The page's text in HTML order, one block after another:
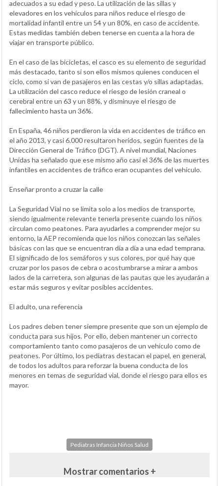
adecuados a su edad y peso. La utilización de las sillas y
elevadores en los vehículos para niños reduce el riesgo de
mortalidad infantil entre un 54 y un 80%, en caso de accidente.
Estas medidas también deben tenerse en cuenta a la hora de
viajar en transporte público.
En el caso de las bicicletas, el casco es su elemento de seguridad
más destacado, tanto si son ellos mismos quienes conducen el
ciclo, como si van de pasajeros en las cestas y/o sillas adaptadas.
La utilización del casco reduce el riesgo de lesión craneal o
cerebral entre un 63 y un 88%, y disminuye el riesgo de
fallecimiento hasta un 36%.
En España, 46 niños perdieron la vida en accidentes de tráfico en
el año 2013, y casi 6.000 resultaron heridos, según fuentes de la
Dirección General de Tráfico (DGT). A nivel mundial, Naciones
Unidas ha señalado que ese mismo año casi el 36% de las muertes
infantiles en accidentes de tráfico eran ocupantes del vehículo.
Enseñar pronto a cruzar la calle
La Seguridad Vial no se limita solo a los medios de transporte,
siendo igualmente relevante tenerla presente cuando los niños
circulan como peatones. Para ayudarles a comprender mejor su
entorno, la AEP recomienda que los niños conozcan las señales
básicas con las que se encuentran día a día a una edad temprana.
El significado de los semáforos y sus colores, por qué hay que
cruzar por los pasos de cebra o acostumbrarse a mirar a ambos
lados de la carretera, son algunas de las pautas que les ayudarán a
estar más seguros y evitar posibles accidentes.
El adulto, una referencia
Los padres deben tener siempre presente que son un ejemplo de
conducta para sus hijos. Por ello, deben mantener un correcto
comportamiento tanto como pasajeros de un vehículo como de
peatones. Por último, los pediatras destacan el papel, en general,
de todos los adultos para reforzar la buena conducta de los
menores en temas de seguridad vial, donde el riesgo para ellos es
mayor.
Pediatras Infancia Niños Salud
Mostrar comentarios +